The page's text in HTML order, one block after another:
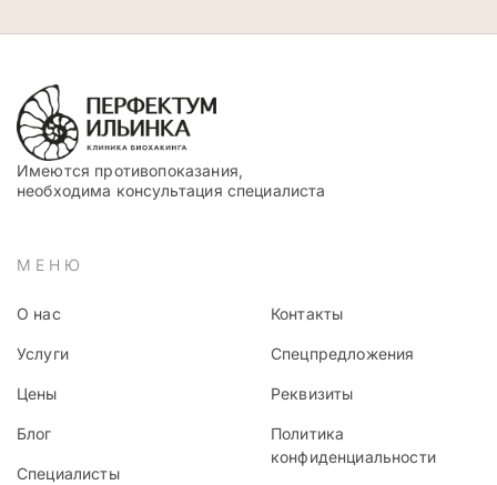
Имеются противопоказания,
необходима консультация специалиста
МЕНЮ
О нас
Услуги
Цены
Блог
Специалисты
Контакты
Спецпредложения
Реквизиты
Политика
конфиденциальности